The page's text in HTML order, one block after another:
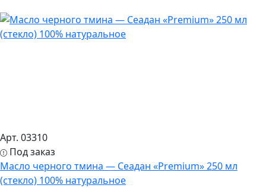
Арт. 03310
Под заказ
Масло черного тмина — Сеадан «Premium» 250 мл
(стекло) 100% натуральное